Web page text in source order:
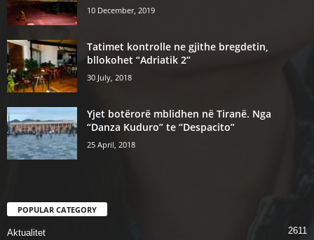
10 December, 2019
Tatimet kontrolle ne gjithe bregdetin,
bllokohet “Adriatik 2”
30 July, 2018
Yjet botërorë mblidhen në Tiranë. Nga
“Danza Kuduro” te “Despacito”
25 April, 2018
POPULAR CATEGORY
Aktualitet 2611